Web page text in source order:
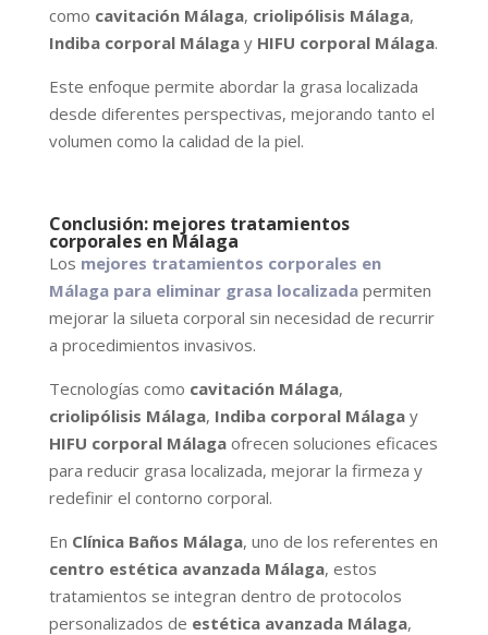
como cavitación Málaga, criolipólisis Málaga,
Indiba corporal Málagay HIFU corporal Málaga.
Este enfoque permite abordar la grasa localizada
desde diferentes perspectivas, mejorando tanto el
volumen como la calidad de la piel.
Conclusión: mejores tratamientos
corporales en Málaga
Los mejores tratamientos corporales en
Málaga para eliminar grasa localizada permiten
mejorar la silueta corporal sin necesidad de recurrir
a procedimientos invasivos.
Tecnologías como cavitación Málaga,
criolipólisis Málaga, Indiba corporal Málagay
HIFU corporal Málagaofrecen soluciones eficaces
para reducir grasa localizada, mejorar la firmeza y
redefinir el contorno corporal.
En Clínica Baños Málaga, uno de los referentes en
centro estética avanzada Málaga, estos
tratamientos se integran dentro de protocolos
personalizados de estética avanzada Málaga,